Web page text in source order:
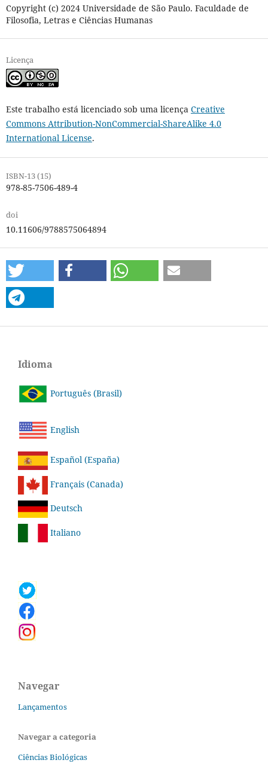
Copyright (c) 2024 Universidade de São Paulo. Faculdade de
Filosofia, Letras e Ciências Humanas
Licença
Este trabalho está licenciado sob uma licença Creative
Commons Attribution-NonCommercial-ShareAlike 4.0
International License.
ISBN-13 (15)
978-85-7506-489-4
doi
10.11606/9788575064894
Idioma
Português (Brasil)
English
Español (España)
Français (Canada)
Deutsch
Italiano
Navegar
Lançamentos
Navegar a categoria
Ciências Biológicas